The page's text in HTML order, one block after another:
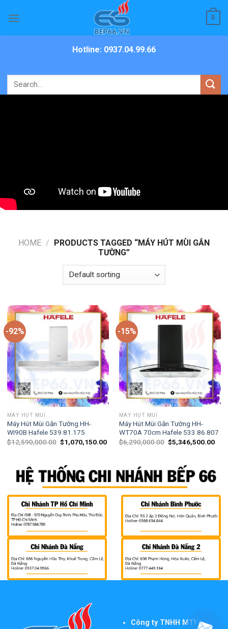
0
Hotline: 0937.04.99.66
Search
for:
HOME / PRODUCTS TAGGED “MÁY HÚT MÙI GẮN
TƯỜNG”
-92%
MÁY HÚT MÙI
Máy Hút Mùi Gắn Tường HH-
WI90B Hafele 539.81.175
$12,590,000.00 $1,070,150.00
-15%
MÁY HÚT MÙI
Máy Hút Mùi Gắn Tường HH-
WT70A 70cm Hafele 533.86.807
$6,290,000.00 $5,346,500.00
Công ty TNHH MTV TM